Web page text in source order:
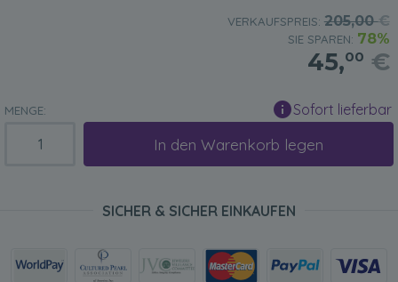
VERKAUFSPREIS: 205,00€
SIE SPAREN: 78%
45,00 €
MENGE: Sofort lieferbar
In den Warenkorb legen
SICHER & SICHER EINKAUFEN